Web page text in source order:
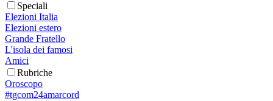
Speciali
Elezioni Italia
Elezioni estero
Grande Fratello
L'isola dei famosi
Amici
Rubriche
Oroscopo
#tgcom24amarcord